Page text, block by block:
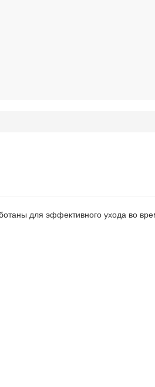
для эффективного ухода во